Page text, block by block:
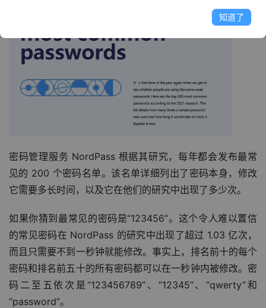
密码管理服务 NordPass 根据其研究，每年都会发布最常
见的 200 个密码名单。该名单详细列出了密码本身，修改
它需要多长时间，以及它在他们的研究中出现了多少次。
如果你猜到最常见的密码是“123456”。这个令人难以置信
的常见密码在 NordPass 的研究中出现了超过 1.03 亿次，
而且只需要不到一秒钟就能修改。事实上，排名前十的每个
密码和排名前五十的所有密码都可以在一秒钟内被修改。密
码二至五依次是“123456789”、“12345”、“qwerty”和
“password”。
知道了